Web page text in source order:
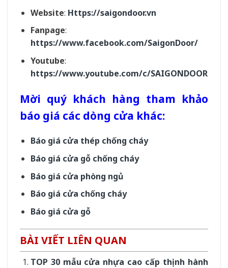
Website: Https://saigondoor.vn
Fanpage:
https://www.facebook.com/SaigonDoor/
Youtube:
https://www.youtube.com/c/SAIGONDOOR
Mời quý khách hàng tham khảo
báo giá các dòng cửa khác:
Báo giá cửa thép chống cháy
Báo giá cửa gỗ chống cháy
Báo giá cửa phòng ngủ
Báo giá cửa chống cháy
Báo giá cửa gỗ
BÀI VIẾT LIÊN QUAN
TOP 30 mẫu cửa nhựa cao cấp thịnh hành